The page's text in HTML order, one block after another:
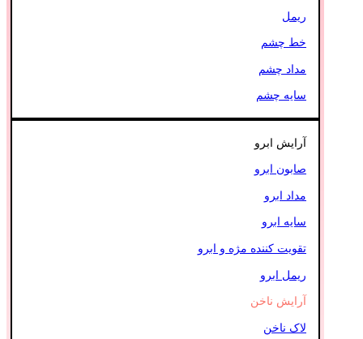
ریمل
خط چشم
مداد چشم
سایه چشم
آرایش ابرو
صابون ابرو
مداد ابرو
سایه ابرو
تقویت کننده مژه و ابرو
ریمل ابرو
آرایش ناخن
لاک ناخن